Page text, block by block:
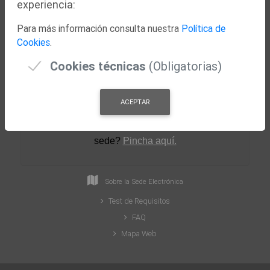
sede? Pincha aquí.
Sobre la Sede Electrónica
Test de Requisitos
FAQ
Mapa Web
experiencia:
Para más información consulta nuestra Política de
Cookies.
Cookies técnicas (Obligatorias)
ACEPTAR